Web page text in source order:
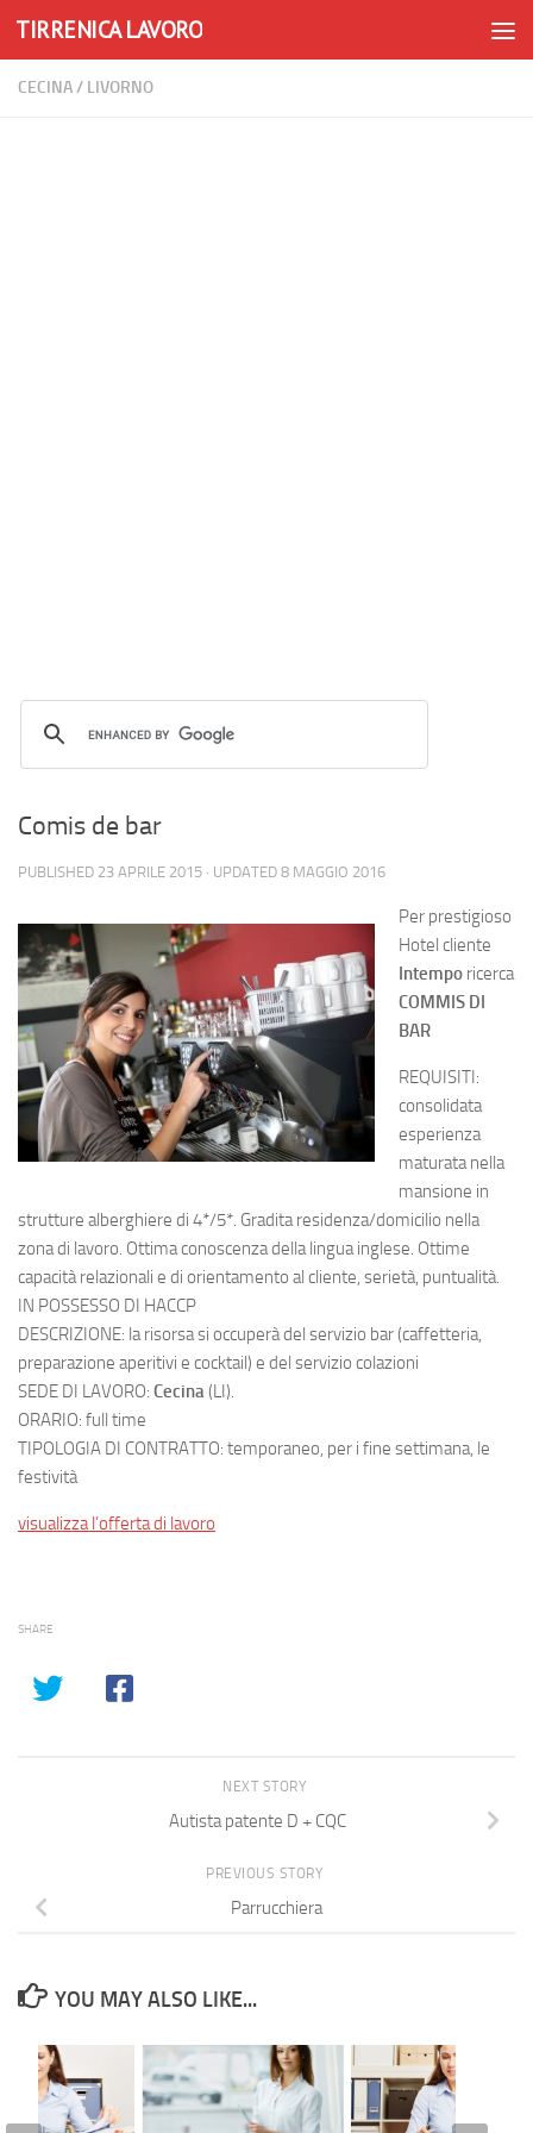
Skip to content
TIRRENICA LAVORO
CECINA/ LIVORNO
Comis de bar
PUBLISHED 23 APRILE 2015 · UPDATED 8 MAGGIO 2016
Per prestigioso
Hotel cliente
Intempo ricerca
COMMIS DI
BAR
REQUISITI:
consolidata
esperienza
maturata nella
mansione in
strutture alberghiere di 4*/5*. Gradita residenza/domicilio nella
zona di lavoro. Ottima conoscenza della lingua inglese. Ottime
capacità relazionali e di orientamento al cliente, serietà, puntualità.
IN POSSESSO DI HACCP
DESCRIZIONE: la risorsa si occuperà del servizio bar (caffetteria,
preparazione aperitivi e cocktail) e del servizio colazioni
SEDE DI LAVORO: Cecina(LI).
ORARIO: full time
TIPOLOGIA DI CONTRATTO: temporaneo, per i fine settimana, le
festività
visualizza l’offerta di lavoro
SHARE
NEXT STORY
Autista patente D + CQC
PREVIOUS STORY
Parrucchiera
YOU MAY ALSO LIKE...